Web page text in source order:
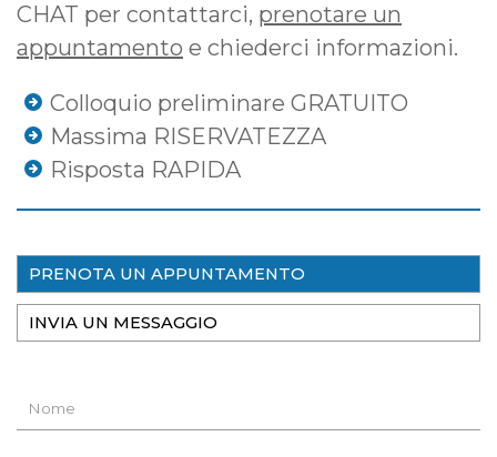
CHAT per contattarci, prenotare un
appuntamento e chiederci informazioni.
Colloquio preliminare GRATUITO
Massima RISERVATEZZA
Risposta RAPIDA
PRENOTA UN APPUNTAMENTO
INVIA UN MESSAGGIO